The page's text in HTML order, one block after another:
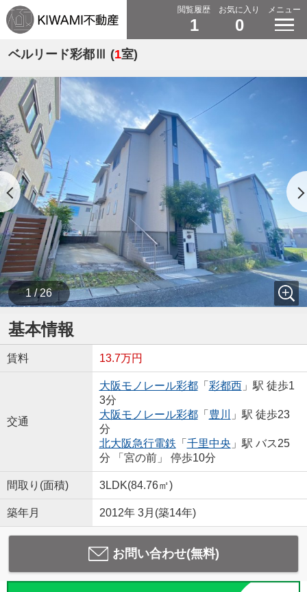
閲覧履歴
1
お気に入り
0
メニュー
ベルリード彩都Ⅲ (1室)
1 / 26
基本情報
賃料 13.7万円
交通
大阪モノレール彩都「 彩都西」駅 徒歩1
3分
大阪モノレール彩都「 豊川
」駅 徒歩23
分
北大阪急行電鉄 「 千里中央 」駅 バス25
分 「宮の前」 停歩10分
間取り(面積) 3LDK(84.76㎡)
築年月 2012年 3月(築14年)
お問い合わせ(無料)